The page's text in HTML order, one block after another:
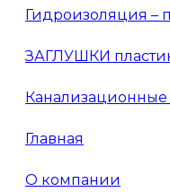
Гидроизоляция –
ЗАГЛУШКИ
Главная
О компании